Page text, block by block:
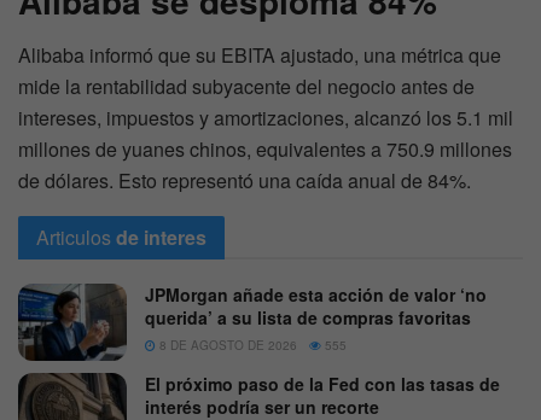
Alibaba informó que su EBITA ajustado, una métrica que
mide la rentabilidad subyacente del negocio antes de
intereses, impuestos y amortizaciones, alcanzó los 5.1 mil
millones de yuanes chinos, equivalentes a 750.9 millones
de dólares. Esto representó una caída anual de 84%.
Articulosde interes
JPMorgan añade esta acción de valor ‘no
querida’ a su lista de compras favoritas
8 DE AGOSTO DE 2026 555
El próximo paso de la Fed con las tasas de
interés podría ser un recorte